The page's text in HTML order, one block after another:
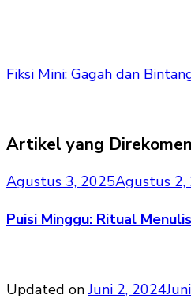
Fiksi Mini: Gagah dan
Artikel yang
Agustus 3, 2025Agustus 2,
Puisi Minggu: Ritual
Updated onJuni 2, 2024